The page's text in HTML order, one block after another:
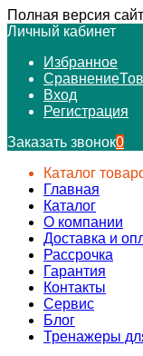
Полная версия
Личный кабинет
Избранное
Сравнение
Вход
Регистрация
Заказать звонок0
Каталог
Главная
Каталог
О компании
Доставка и
Рассрочка
Гарантия
Контакты
Сервис
Блог
Тренажеры